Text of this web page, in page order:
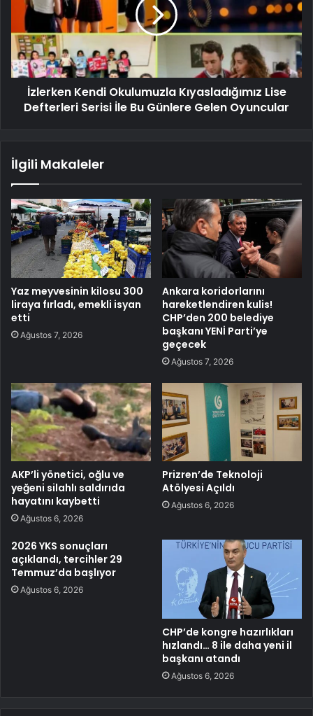
İzlerken Kendi Okulumuzla Kıyasladığımız Lise
Defterleri Serisi İle Bu Günlere Gelen Oyuncular
İlgili Makaleler
Yaz meyvesinin kilosu 300
liraya fırladı, emekli isyan
etti
Ağustos 7, 2026
Ankara koridorlarını
hareketlendiren kulis!
CHP’den 200 belediye
başkanı YENİ Parti’ye
geçecek
Ağustos 7, 2026
AKP’li yönetici, oğlu ve
yeğeni silahlı saldırıda
hayatını kaybetti
Ağustos 6, 2026
Prizren’de Teknoloji
Atölyesi Açıldı
Ağustos 6, 2026
2026 YKS sonuçları
açıklandı, tercihler 29
Temmuz’da başlıyor
Ağustos 6, 2026
CHP’de kongre hazırlıkları
hızlandı… 8 ile daha yeni il
başkanı atandı
Ağustos 6, 2026